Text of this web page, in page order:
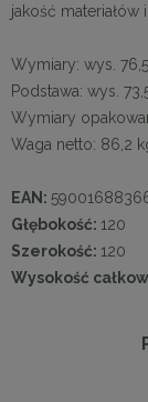
jakość materiałów
Wymiary: wys.
Podstawa: wys.
Wymiary
Waga netto: 86,2
EAN:
Głębokość: 120
Szerokość: 120
Wysokość